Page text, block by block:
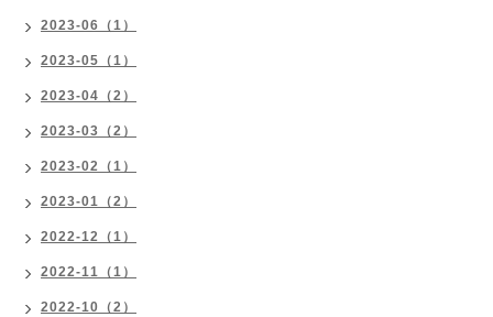
2023-06（1）
2023-05（1）
2023-04（2）
2023-03（2）
2023-02（1）
2023-01（2）
2022-12（1）
2022-11（1）
2022-10（2）